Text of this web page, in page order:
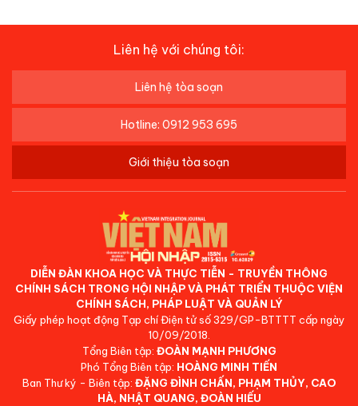
Liên hệ với chúng tôi:
Liên hệ tòa soạn
Hotline: 0912 953 695
Giới thiệu tòa soạn
DIỄN ĐÀN KHOA HỌC VÀ THỰC TIỄN - TRUYỀN THÔNG
CHÍNH SÁCH TRONG HỘI NHẬP VÀ PHÁT TRIỂN THUỘC VIỆN
CHÍNH SÁCH, PHÁP LUẬT VÀ QUẢN LÝ
Giấy phép hoạt động Tạp chí Điện tử số 329/GP-BTTTT cấp ngày
10/09/2018.
Tổng Biên tập: ĐOÀN MẠNH PHƯƠNG
Phó Tổng Biên tập: HOÀNG MINH TIẾN
Ban Thư ký - Biên tập: ĐẶNG ĐÌNH CHẤN, PHẠM THỦY, CAO
HÀ, NHẬT QUANG, ĐOÀN HIẾU